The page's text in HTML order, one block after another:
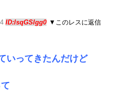
ID:lsqGSlgg0 ▼このレスに返信
いってきたんだけど